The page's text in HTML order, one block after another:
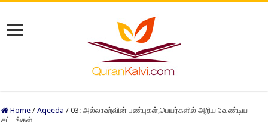
Home / Aqeeda / 03: அல்லாஹ்வின் பண்புகள்,பெயர்களில் அறிய வேண்டிய
சட்டங்கள்